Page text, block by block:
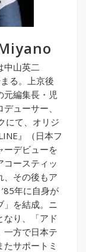
中山英二
る。上京後
元編集長・児
ューサー、
にて、オリジ
』（日本フ
ーデビューを
コースティッ
、その後もア
年に自身が
」を結成。ニ
なり、「アド
一方で日本テ
サポートミ